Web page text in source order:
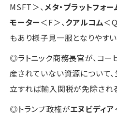
MSFT＞、メタ・プラットフォ
モーター＜F＞、クアルコム＜
もあり様子見一服となりやす
◎ラトニック商務長官が、コ
産されていない資源について
立すれば輸入関税が免除され
◎トランプ政権がエヌビディア